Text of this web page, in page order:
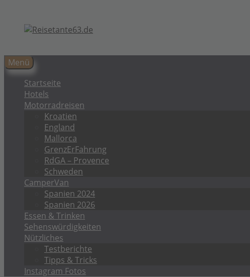
springen
Menü
Startseite
Hotels
Motorradreisen
Kroatien
England
Mallorca
GrenzErFahrung
RdGA – Provence
Schweden
CamperVan
Spanien 2024
Spanien 2026
Essen & Trinken
Sehenswürdigkeiten
Nützliches
Testberichte
Tipps & Tricks
Instagram Fotos